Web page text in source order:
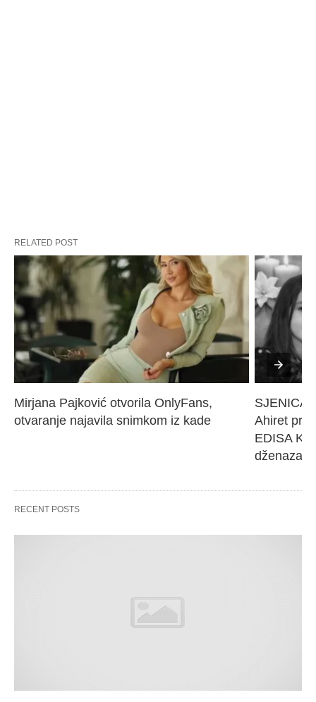
RELATED POST
Mirjana Pajković otvorila OnlyFans,
otvaranje najavila snimkom iz kade
SJENICA
Ahiret
EDISA
dženaza
RECENT POSTS